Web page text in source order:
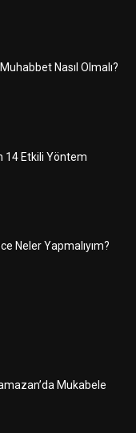
Nasıl Olmalı?
14 Etkili Yöntem
Neler Yapmalıyım?
Mukabele